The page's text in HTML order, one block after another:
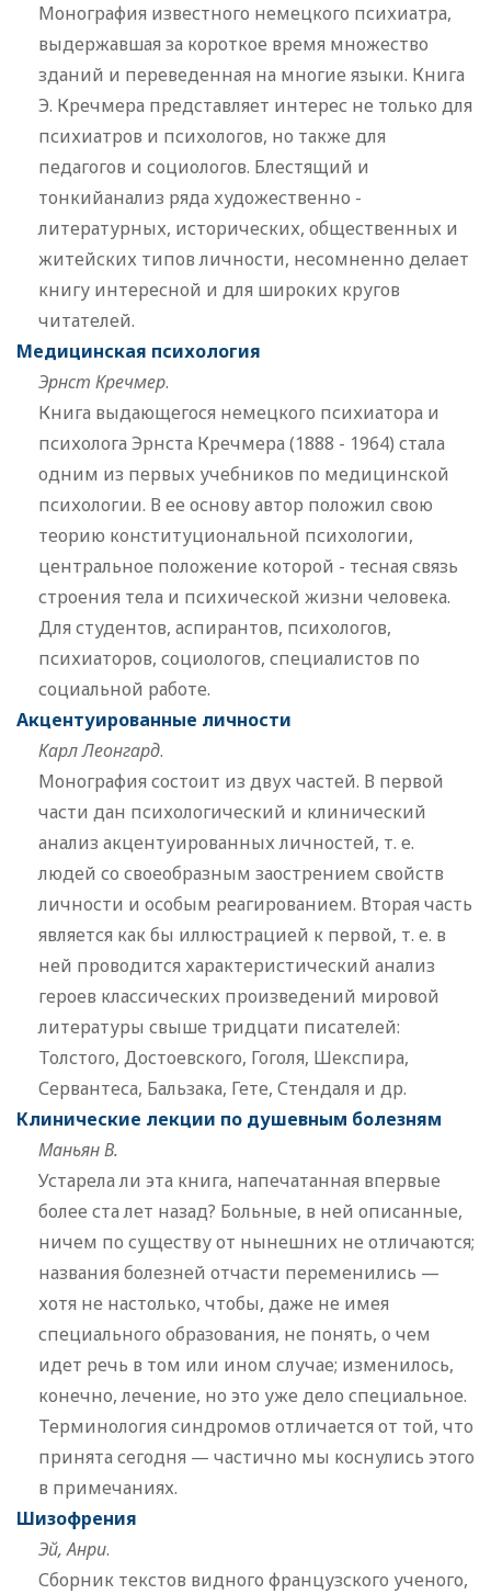
Монография известного немецкого психиатра,
выдержавшая за короткое время множество
зданий и переведенная на многие языки. Книга
Э. Кречмера представляет интерес не только для
психиатров и психологов, но также для
педагогов и социологов. Блестящий и
тонкийанализ ряда художественно -
литературных, исторических, общественных и
житейских типов личности, несомненно делает
книгу интересной и для широких кругов
читателей.
Медицинская психология
Эрнст Кречмер.
Книга выдающегося немецкого психиатора и
психолога Эрнста Кречмера (1888 - 1964) стала
одним из первых учебников по медицинской
психологии. В ее основу автор положил свою
теорию конституциональной психологии,
центральное положение которой - тесная связь
строения тела и психической жизни человека.
Для студентов, аспирантов, психологов,
психиаторов, социологов, специалистов по
социальной работе.
Акцентуированные личности
Карл Леонгард.
Монография состоит из двух частей. В первой
части дан психологический и клинический
анализ акцентуированных личностей, т. е.
людей со своеобразным заострением свойств
личности и особым реагированием. Вторая часть
является как бы иллюстрацией к первой, т. е. в
ней проводится характеристический анализ
героев классических произведений мировой
литературы свыше тридцати писателей:
Толстого, Достоевского, Гоголя, Шекспира,
Сервантеса, Бальзака, Гете, Стендаля и др.
Клинические лекции по душевным болезням
Маньян В.
Устарела ли эта книга, напечатанная впервые
более ста лет назад? Больные, в ней описанные,
ничем по существу от нынешних не отличаются;
названия болезней отчасти переменились —
хотя не настолько, чтобы, даже не имея
специального образования, не понять, о чем
идет речь в том или ином случае; изменилось,
конечно, лечение, но это уже дело специальное.
Терминология синдромов отличается от той, что
принята сегодня — частично мы коснулись этого
в примечаниях.
Шизофрения
Эй, Анри.
Сборник текстов видного французского ученого,